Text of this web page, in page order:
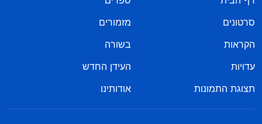
סרטונים
מזמורים
הקראות
בשורה
עדויות
העידן החדש
תצוגת התמונות
אודותינו